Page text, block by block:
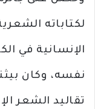
لكتاباته
الإنسانية ‏في
نفسه، وكان
تقاليد الشعر